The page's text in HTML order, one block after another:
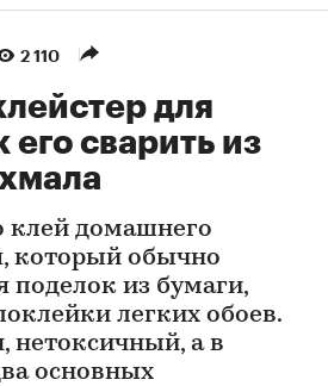
2 110
для
его сварить из
клей домашнего
который обычно
поделок из бумаги,
легких обоев.
нетоксичный, а в
основных